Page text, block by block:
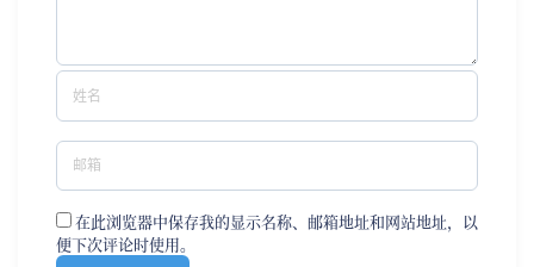
在此浏览器中保存我的显示名称、邮箱地址和网站地址，以
便下次评论时使用。